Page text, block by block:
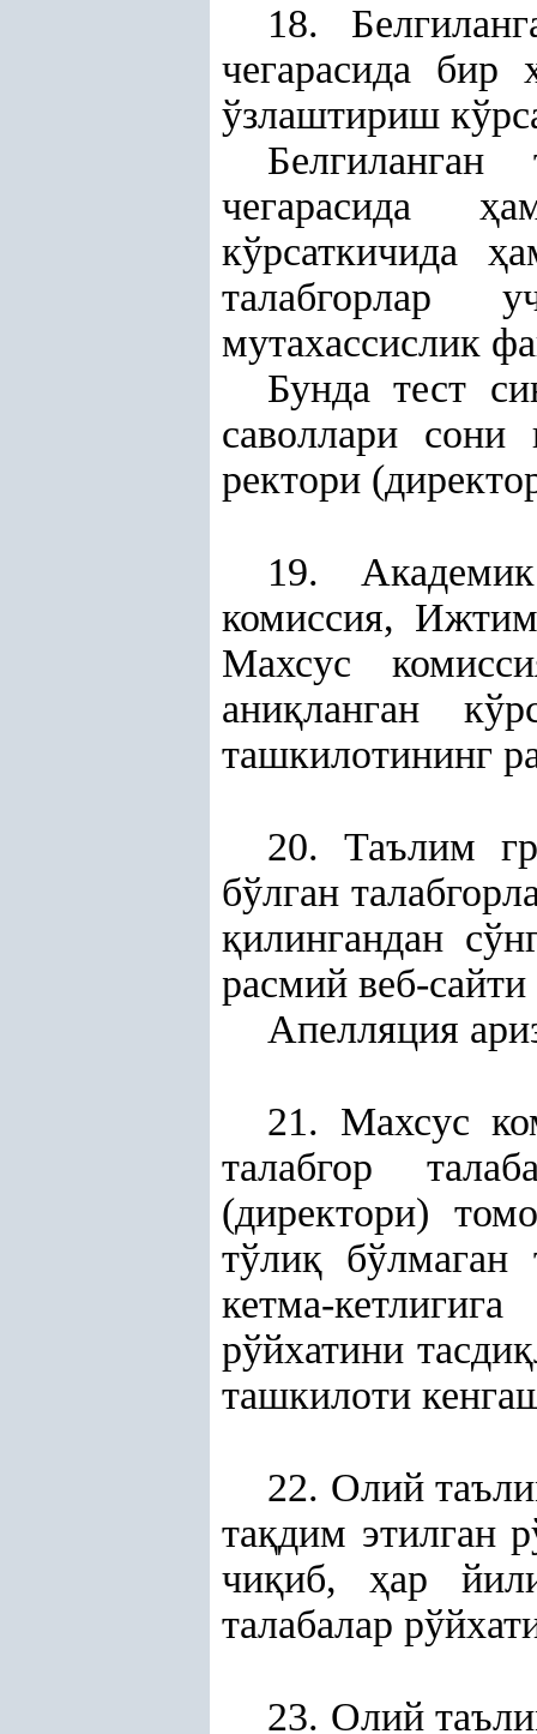
18.
чегарасида бир
ўзлаштириш
чегарасидаҳ
кўрсаткичида ҳ
талабгорлар
мутахассислик
Бунда тест
саволлари сони
ректори
19.
комиссия,
Махсус
аниқланган
ташкилотининг
20. Таълим
бўлган
қилингандан
расмий веб-сайти
Апелляция
21. Махсус
талабгор
(директори)
тўлиқ бўлмаган
кетма-
рўйхатини тасдиқ
ташкилоти
22. Олий
тақдим этилган
чиқиб,ҳар
талабалар
23. Олий